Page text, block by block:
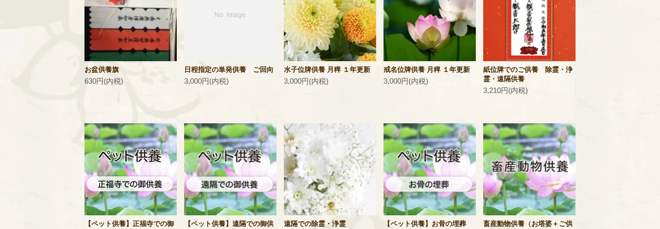
お盆供養旗
630円(内税)
日程指定の単発供養 ご回向
3,000円(内税)
水子位牌供養 月稗 １年更新
3,000円(内税)
戒名位牌供養 月稗 １年更新
3,000円(内税)
紙位牌でのご供養 除霊・浄
霊・遠隔供養
3,210円(内税)
【ペット供養】正福寺での御
【ペット供養】遠隔での御供
遠隔での除霊・浄霊 【ペット供養】お骨の埋葬
畜産動物供養（お塔婆＋ご供